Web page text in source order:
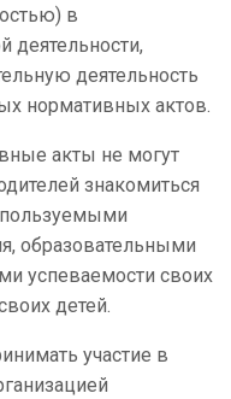
в
деятельности,
деятельность
нормативных актов.
акты не могут
знакомиться
образовательными
успеваемости своих
детей.
участие в